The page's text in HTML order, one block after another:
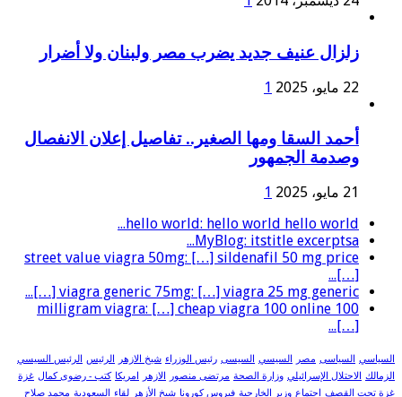
زلزال عنيف جديد يضرب مصر ولبنان ولا أضرار
22 مايو، 2025 1
أحمد السقا ومها الصغير.. تفاصيل إعلان الانفصال
وصدمة الجمهور
21 مايو، 2025
1
hello world: hello world hello world...
MyBlog: itstitle excerptsa...
street value viagra 50mg: […] sildenafil 50 mg price
[…]...
viagra generic 75mg: […] viagra 25 mg generic […]...
100 milligram viagra: […] cheap viagra 100 online
[…]...
السياسي السياسى مصر السيسي السيسى رئيس الوزراء شيخ الازهر الرئيس الرئيس السيسي
الزمالك الاحتلال الإسرائيلي وزارة الصحة مرتضى منصور الازهر امريكا كتب - رضوى كمال غزة
غزة تحت القصف اجتماع وزير الخارجية فيروس كورونا شيخ الأزهر لقاء السعودية محمد صلاح